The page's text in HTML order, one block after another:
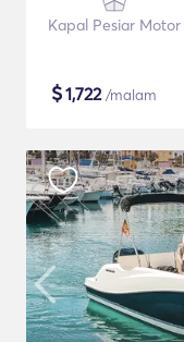
Kapal Pesiar Motor
$1,722/malam